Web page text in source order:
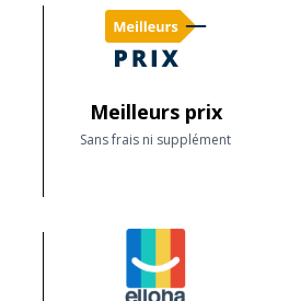
Meilleurs prix
Sans frais ni supplément